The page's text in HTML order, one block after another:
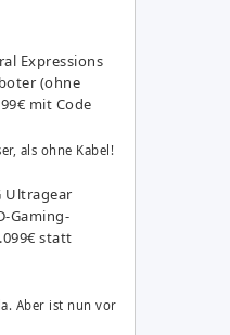
Expressions
(ohne
mit Code
als ohne Kabel!
Ultragear
Gaming-
statt
Aber ist nun vor